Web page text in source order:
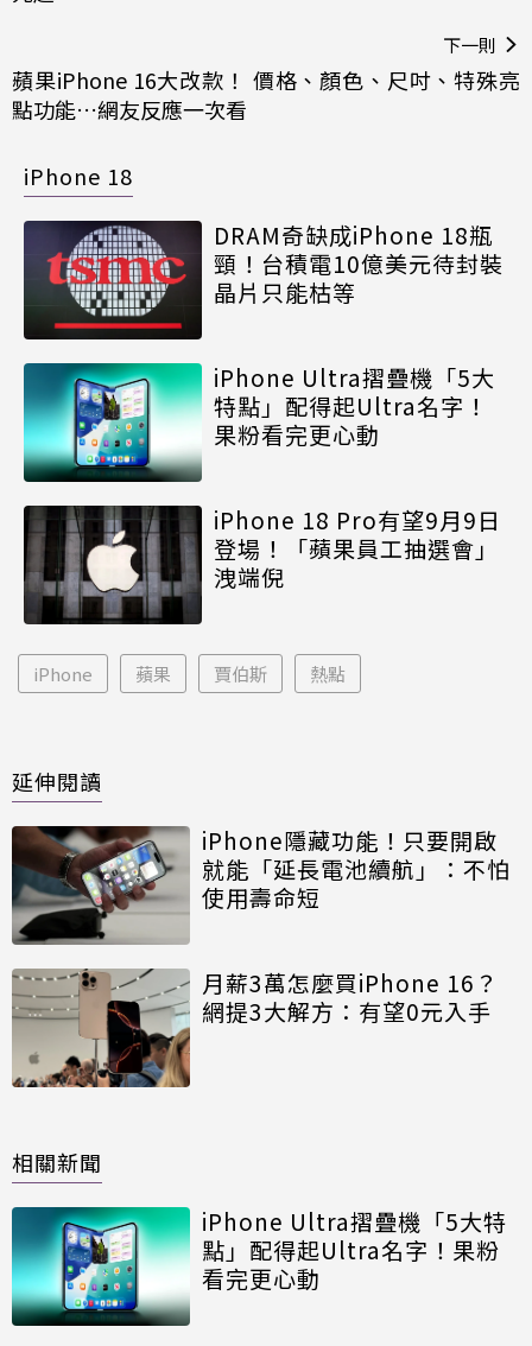
下一則
蘋果iPhone 16大改款！ 價格、顏色、尺吋、特殊亮
點功能…網友反應一次看
iPhone 18
DRAM奇缺成iPhone 18瓶
頸！台積電10億美元待封裝
晶片只能枯等
iPhone Ultra摺疊機「5大
特點」配得起Ultra名字！
果粉看完更心動
iPhone 18 Pro有望9月9日
登場！「蘋果員工抽選會」
洩端倪
iPhone 蘋果 賈伯斯 熱點
延伸閱讀
iPhone隱藏功能！只要開啟
就能「延長電池續航」：不怕
使用壽命短
月薪3萬怎麼買iPhone 16？
網提3大解方：有望0元入手
相關新聞
iPhone Ultra摺疊機「5大特
點」配得起Ultra名字！果粉
看完更心動